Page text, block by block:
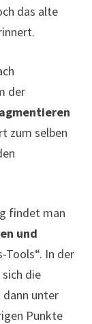
das alte
der
zum selben
findet man
und
Tools“. In der
die
unter
Punkte